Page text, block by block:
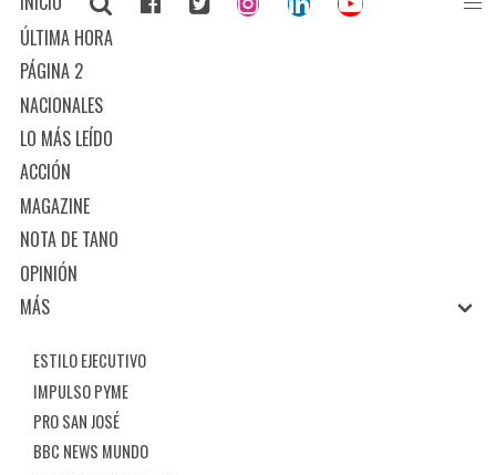
ÚLTIMA HORA
PÁGINA 2
NACIONALES
LO MÁS LEÍDO
ACCIÓN
MAGAZINE
NOTA DE TANO
OPINIÓN
MÁS
ESTILO EJECUTIVO
IMPULSO PYME
PRO SAN JOSÉ
BBC NEWS MUNDO